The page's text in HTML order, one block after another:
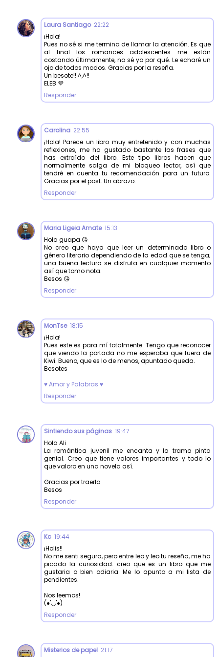
Laura Santiago 22:22
¡Hola!
Pues no sé si me termina de llamar la atención. Es que
al final los romances adolescentes me están
costando últimamente, no sé yo por qué. Le echaré un
ojo de todos modos. Gracias por la reseña.
Un besote!! ^,^!!
ELEB 💜
Responder
Carolina 22:55
¡Hola! Parece un libro muy entretenido y con muchas
reflexiones, me ha gustado bastante las frases que
has extraído del libro. Este tipo libros hacen que
normalmente salga de mi bloqueo lector, así que
tendré en cuenta tu recomendación para un futuro.
Gracias por el post. Un abrazo.
Responder
Maria Ligeia Amate 15:13
Hola guapa 😘
No creo que haya que leer un determinado libro o
género literario dependiendo de la edad que se tenga;
una buena lectura se disfruta en cualquier momento
así que tomo nota.
Besos 😘
Responder
MonTse 18:15
¡Hola!
Pues este es para mí totalmente. Tengo que reconocer
que viendo la portada no me esperaba que fuera de
Kiwi. Bueno, que es lo de menos, apuntado queda.
Besotes
♥ Amor y Palabras ♥
Responder
Sintiendo sus páginas 19:47
Hola Ali
La romántica juvenil me encanta y la trama pinta
genial. Creo que tiene valores importantes y todo lo
que valoro en una novela así.
Gracias por traerla
Besos
Responder
Kc 19:44
¡Holis!!
No me senti segura, pero entre leo y leo tu reseña, me ha
picado la curiosidad. creo que es un libro que me
gustaria o bien odiaria. Me lo apunto a mi lista de
pendientes.
Nos leemos!
(●'◡'●)
Responder
Misterios de papel 21:17